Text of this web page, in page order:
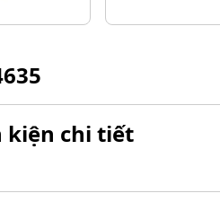
kiện chi tiết